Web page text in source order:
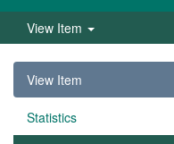
View Item
View Item
Statistics